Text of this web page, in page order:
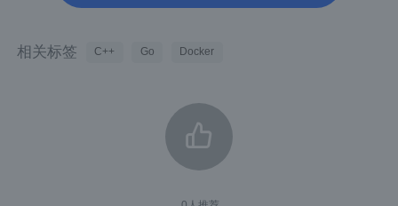
本，其中包含构建Docker镜像的指令。应
指定基本镜像、应用程序代码、依赖项和
配置以运行应用程序。
相关标签 C++ Go Docker